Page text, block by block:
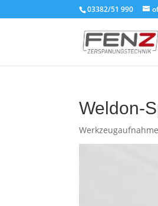
03382/51 990
Weldon-